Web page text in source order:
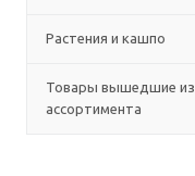
Растения и кашпо
Товары вышедшие из
ассортимента